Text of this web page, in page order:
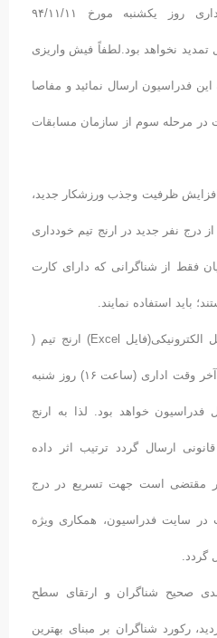
شنا،تا حداکثر وقت اداری روز یکشنبه مورخ ۹۴/۱۱/۱۱
تمدید نخواهد بود.لطفاً فیش واریزی
فدراسیون ارسال نمائید و مفاصا
مرحله سوم از سازمان مسابقات
افزایش ظرفیت وجذب ورزشکار جدید،
درج نفر جدید در ارنج تیم خودداری
فقط از شناگرانی که دارای کارت
مهلت قانونی ارسال فایل الکترونیکی(فایل Excel) ارنج تیم (
درمرحله سوم) حداکثرتا آخر وقت اداری (ساعت ۱۶) روز شنبه
به ایمیل فدراسیون خواهد بود. لذا به ارنج
ارسال گردد ترتیب اثر داده
مقتضی است جهت تسریع در درج
سایت فدراسیون، همکاری ویژه
صحیح شناگران و ارتقای سطح
رکورد شناگران بر مبنای بهترین